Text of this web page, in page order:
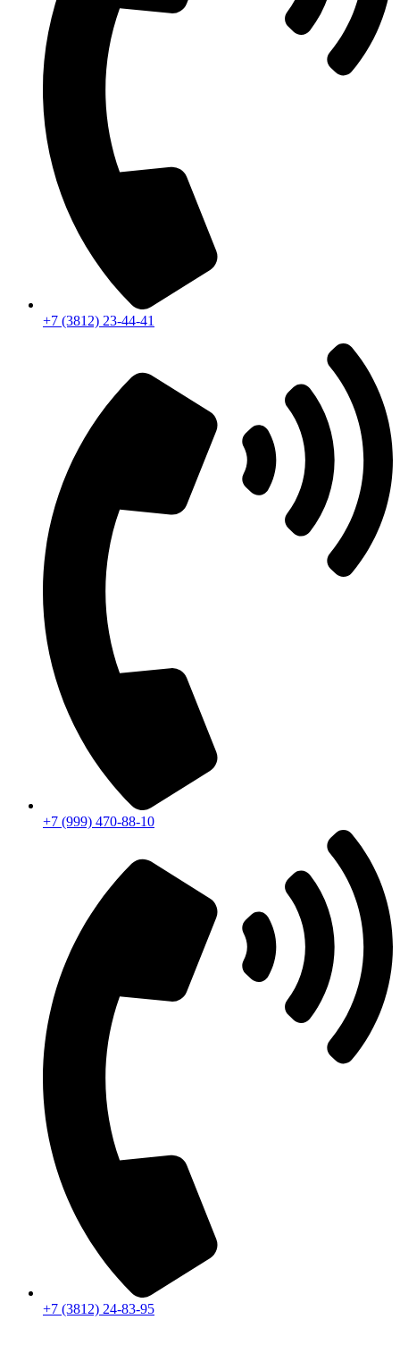
+7 (3812) 23-44-41
+7 (999) 470-88-10
+7 (3812) 24-83-95